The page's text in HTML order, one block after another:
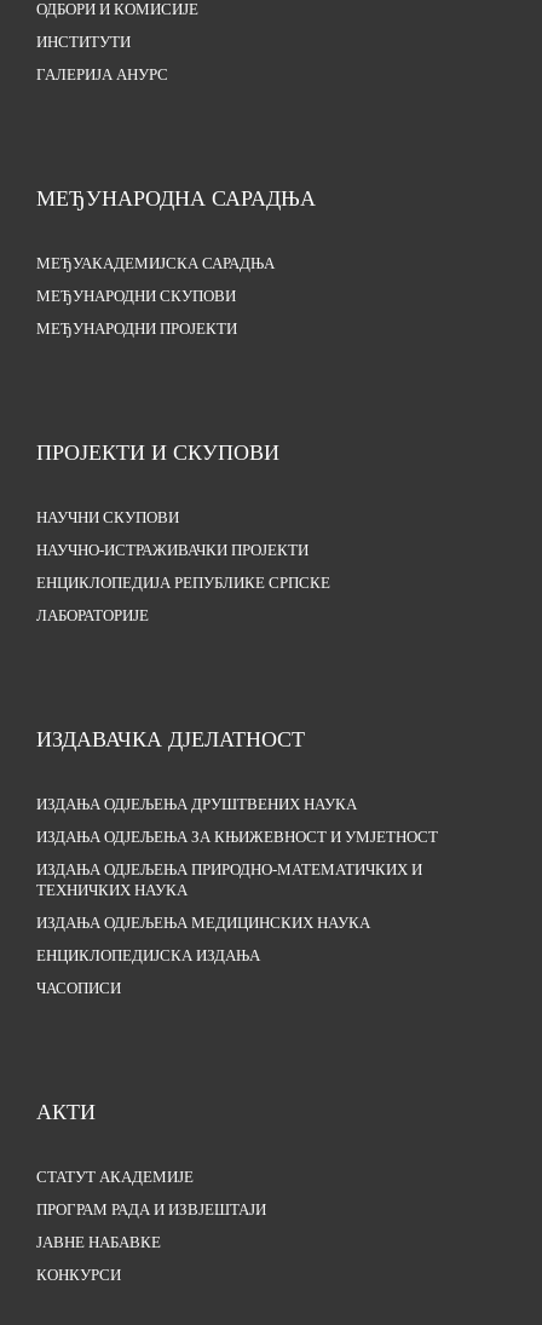
ОДБОРИ И КОМИСИЈЕ
ИНСТИТУТИ
ГАЛЕРИЈА АНУРС
МЕЂУНАРОДНА САРАДЊА
МЕЂУАКАДЕМИЈСКА САРАДЊА
МЕЂУНАРОДНИ СКУПОВИ
МЕЂУНАРОДНИ ПРОЈЕКТИ
ПРОЈЕКТИ И СКУПОВИ
НАУЧНИ СКУПОВИ
НАУЧНО-ИСТРАЖИВАЧКИ ПРОЈЕКТИ
ЕНЦИКЛОПЕДИЈА РЕПУБЛИКЕ СРПСКЕ
ЛАБОРАТОРИЈЕ
ИЗДАВАЧКА ДЈЕЛАТНОСТ
ИЗДАЊА ОДЈЕЉЕЊА ДРУШТВЕНИХ НАУКА
ИЗДАЊА ОДЈЕЉЕЊА ЗА КЊИЖЕВНОСТ И УМЈЕТНОСТ
ИЗДАЊА ОДЈЕЉЕЊА ПРИРОДНО-МАТЕМАТИЧКИХ И
ТЕХНИЧКИХ НАУКА
ИЗДАЊА ОДЈЕЉЕЊА МЕДИЦИНСКИХ НАУКА
ЕНЦИКЛОПЕДИЈСКА ИЗДАЊА
ЧАСОПИСИ
АКТИ
СТАТУТ АКАДЕМИЈЕ
ПРОГРАМ РАДА И ИЗВЈЕШТАЈИ
ЈАВНЕ НАБАВКЕ
КОНКУРСИ